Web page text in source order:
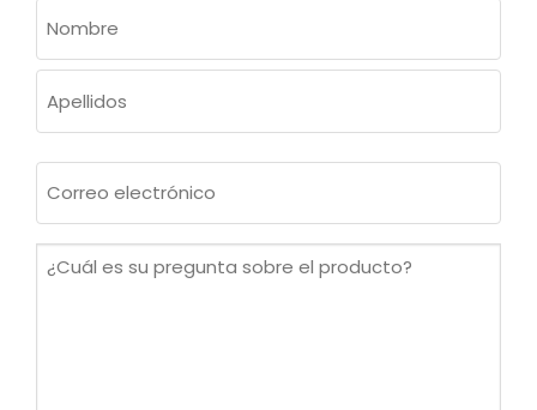
(OBLIGATORIO)
Nombre
electrónico
¿Cuál